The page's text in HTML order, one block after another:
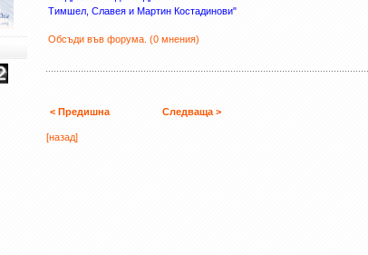
Тимшел, Славея и Мартин Костадинови"
Обсъди във форума. (0 мнения)
< Предишна Следваща >
[назад]